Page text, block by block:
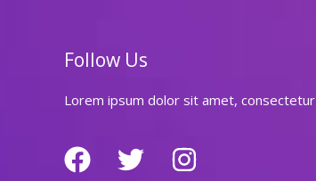
기
재
미,
Follow Us
Lorem ipsum dolor sit amet, consectetur